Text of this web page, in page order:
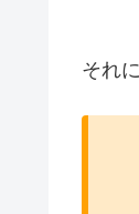
それ